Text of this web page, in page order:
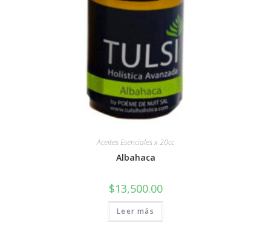
Aceites Esenciales x 20cc
Albahaca
$13,500.00
Leer más